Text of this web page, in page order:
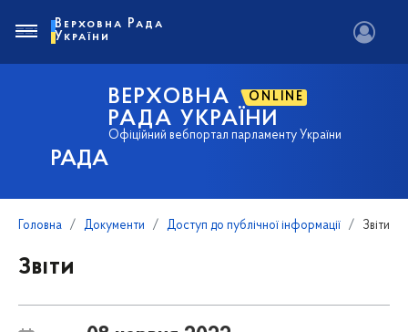
РАДА
ВЕРХОВНА ONLINE
РАДА УКРАЇНИ
Офіційний вебпортал парламенту України
Верховна Рада
України
Головна Документи Доступ до публічної інформації Звіти
Звіти